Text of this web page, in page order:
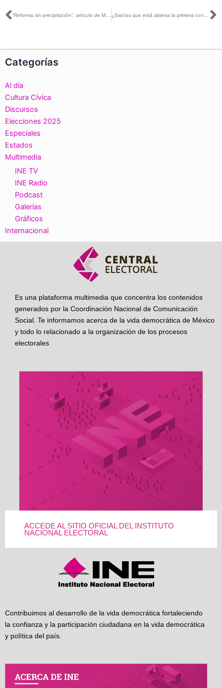
Ant “Reforma sin precipitación”, artículo de Marco Baños, publicado en El Sol de México ¿Sabías que está abierta la primera convocatoria 2019-2020 para ingresar al Servicio Profesional Electoral Nacional?
Categorías
Al día
Cultura Cívica
Discursos
Elecciones 2025
Especiales
Estados
Multimedia
INE TV
INE Radio
Podcast
Galerías
Gráficos
Internacional
Es una plataforma multimedia que concentra los contenidos
generados por la Coordinación Nacional de Comunicación
Social. Te informamos acerca de la vida democrática de México
y todo lo relacionado a la organización de los procesos
electorales
ACCEDE AL SITIO OFICIAL DEL INSTITUTO
NACIONAL ELECTORAL
Contribuimos al desarrollo de la vida democrática fortaleciendo
la confianza y la participación ciudadana en la vida democrática
y política del país.